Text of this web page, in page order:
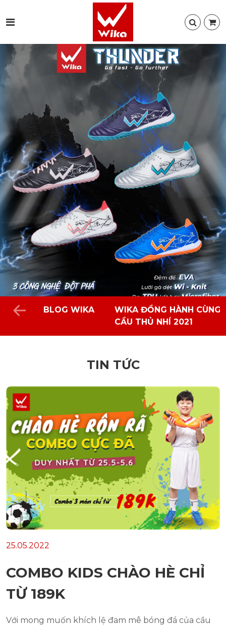
BLOG WIKA
WIKA ĐỒNG HÀNH CÙNG
CẦU THỦ NHÍ 2021
TIN TỨC
25.05.2022
COMBO KIDS CHÀO HÈ CHỈ
TỪ 189K
Với mong muốn khích lệ đam mê bóng đá của cầu